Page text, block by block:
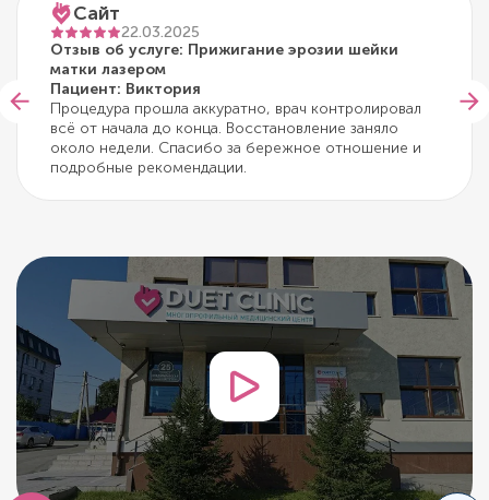
Сайт
22.03.2025
Отзыв об услуге: Прижигание эрозии шейки
матки лазером
Пациент: Виктория
Процедура прошла аккуратно, врач контролировал
всё от начала до конца. Восстановление заняло
около недели. Спасибо за бережное отношение и
подробные рекомендации.